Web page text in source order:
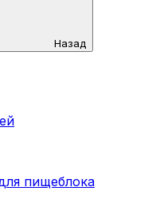
Назад
пищеблока